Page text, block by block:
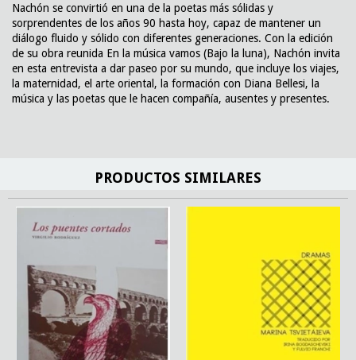
Nachón se convirtió en una de la poetas más sólidas y
sorprendentes de los años 90 hasta hoy, capaz de mantener un
diálogo fluido y sólido con diferentes generaciones. Con la edición
de su obra reunida En la música vamos (Bajo la luna), Nachón invita
en esta entrevista a dar paseo por su mundo, que incluye los viajes,
la maternidad, el arte oriental, la formación con Diana Bellesi, la
música y las poetas que le hacen compañía, ausentes y presentes.
PRODUCTOS SIMILARES